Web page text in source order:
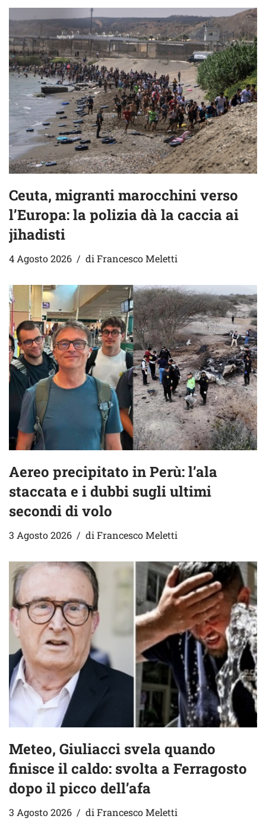
Ceuta, migranti marocchini verso
l’Europa: la polizia dà la caccia ai
jihadisti
4 Agosto 2026 di Francesco Meletti
Aereo precipitato in Perù: l’ala
staccata e i dubbi sugli ultimi
secondi di volo
3 Agosto 2026 diFrancesco Meletti
Meteo, Giuliacci svela quando
finisce il caldo: svolta a Ferragosto
dopo il picco dell’afa
3 Agosto 2026 di Francesco Meletti